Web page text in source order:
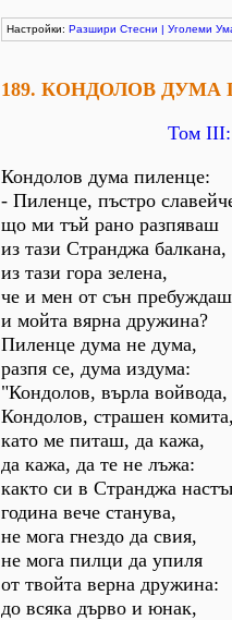
Настройки: Разшири Стесни | Уголеми
189. КОНДОЛОВ ДУМА
Том
Кондолов дума пиленце:
- Пиленце, пъстро
що ми тъй рано разпяваш
из тази Странджа балкана,
из тази гора зелена,
че и мен от сън пребуждаш
и мойта вярна дружина?
Пиленце дума не дума,
разпя се, дума издума:
"Кондолов, върла войвода,
Кондолов, страшен
като ме питаш, да кажа,
да кажа, да те не лъжа:
както си в Странджа
година вече станува,
не мога гнездо да свия,
не мога пилци да упиля
от твойта верна дружина:
до всяка дърво и юнак,